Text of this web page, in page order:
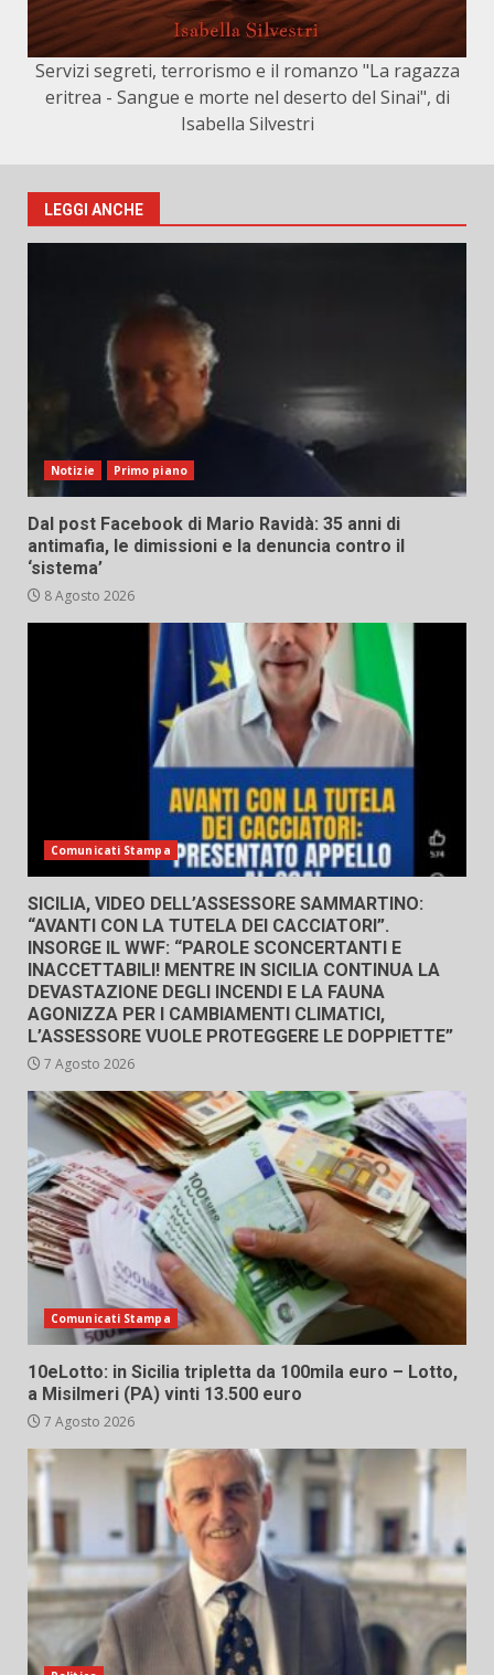
Servizi segreti, terrorismo e il romanzo "La ragazza
eritrea - Sangue e morte nel deserto del Sinai", di
Isabella Silvestri
LEGGI ANCHE
Notizie Primo piano
Dal post Facebook di Mario Ravidà: 35 anni di
antimafia, le dimissioni e la denuncia contro il
‘sistema’
8 Agosto 2026
Comunicati Stampa
SICILIA, VIDEO DELL’ASSESSORE SAMMARTINO:
“AVANTI CON LA TUTELA DEI CACCIATORI”.
INSORGE IL WWF: “PAROLE SCONCERTANTI E
INACCETTABILI! MENTRE IN SICILIA CONTINUA LA
DEVASTAZIONE DEGLI INCENDI E LA FAUNA
AGONIZZA PER I CAMBIAMENTI CLIMATICI,
L’ASSESSORE VUOLE PROTEGGERE LE DOPPIETTE”
7 Agosto 2026
Comunicati Stampa
10eLotto: in Sicilia tripletta da 100mila euro – Lotto,
a Misilmeri (PA) vinti 13.500 euro
7 Agosto 2026